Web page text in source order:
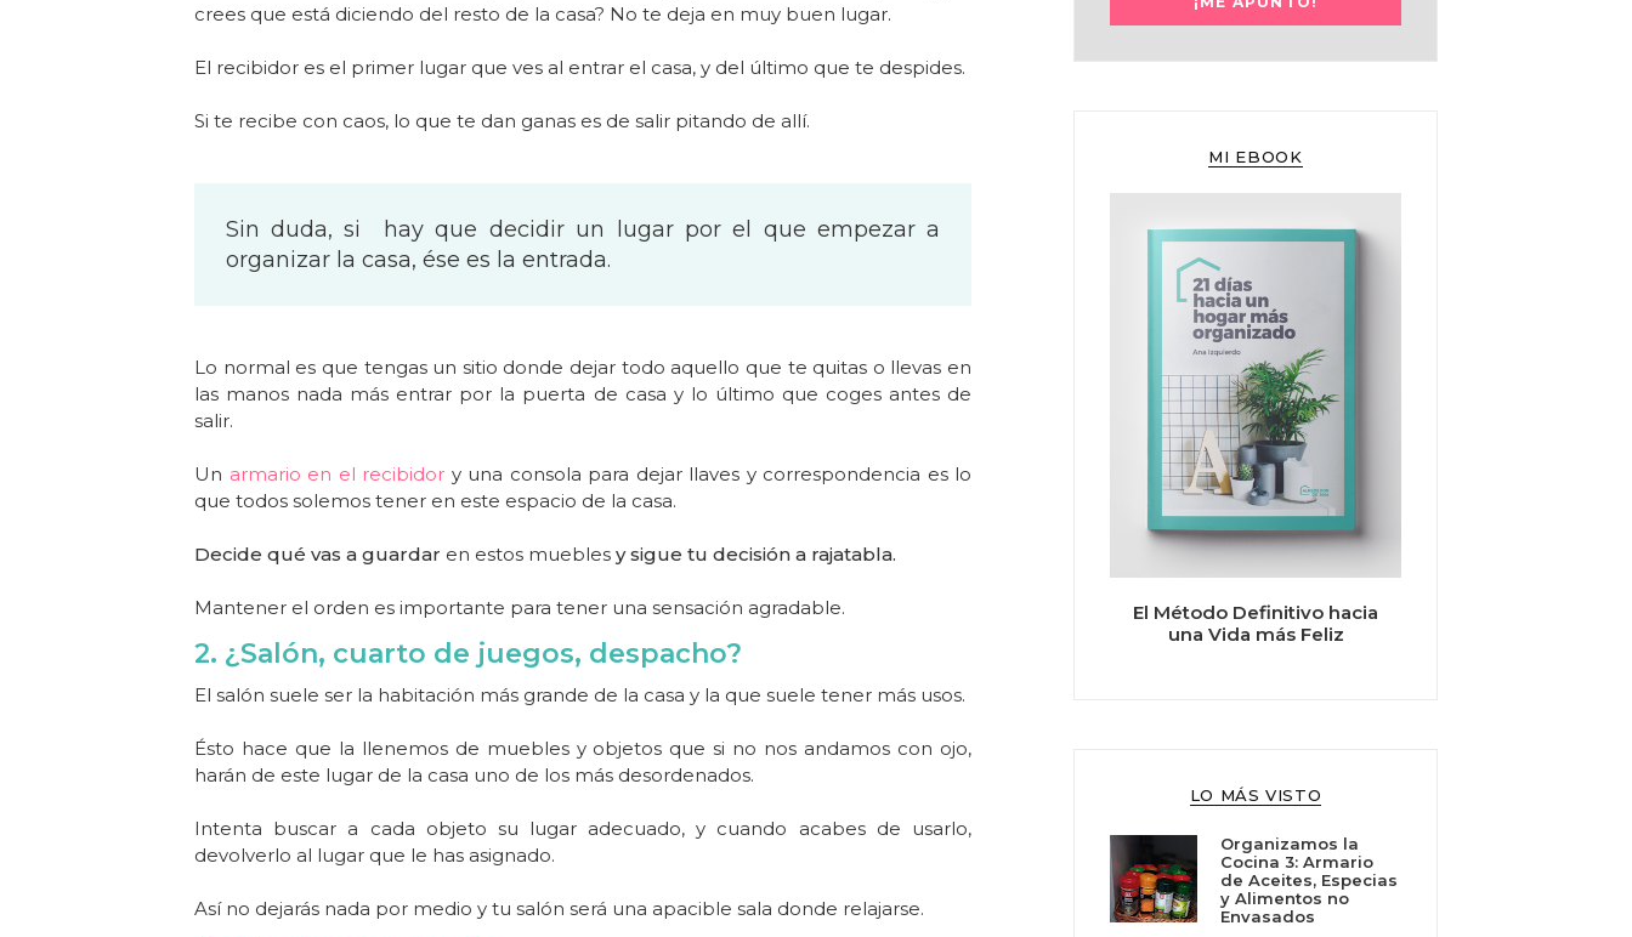
crees que está diciendo del resto de la casa? No te deja en muy buen lugar.
El recibidor es el primer lugar que ves al entrar el casa, y del último que te despides.
Si te recibe con caos, lo que te dan ganas es de salir pitando de allí.
Sin duda, si hay que decidir un lugar por el que empezar a
organizar la casa, ése es la entrada.
Lo normal es que tengas un sitio donde dejar todo aquello que te quitas o llevas en
las manos nada más entrar por la puerta de casa y lo último que coges antes de
salir.
Un armario en el recibidor y una consola para dejar llaves y correspondencia es lo
que todos solemos tener en este espacio de la casa.
Decide qué vas a guardar en estos muebles y sigue tu decisión a rajatabla.
Mantener el orden es importante para tener una sensación agradable.
2. ¿Salón, cuarto de juegos, despacho?
El salón suele ser la habitación más grande de la casa y la que suele tener más usos.
Ésto hace que la llenemos de muebles y objetos que si no nos andamos con ojo,
harán de este lugar de la casa uno de los más desordenados.
Intenta buscar a cada objeto su lugar adecuado, y cuando acabes de usarlo,
devolverlo al lugar que le has asignado.
Así no dejarás nada por medio y tu salón será una apacible sala donde relajarse.
MI EBOOK
El Método Definitivo hacia
una Vida más Feliz
LO MÁS VISTO
Organizamos la
Cocina 3: Armario
de Aceites, Especias
y Alimentos no
Envasados